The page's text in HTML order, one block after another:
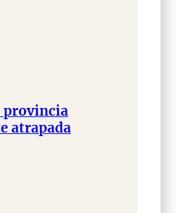
provincia
atrapada